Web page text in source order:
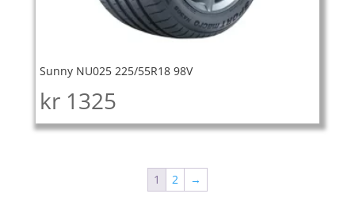
Sunny NU025 225/55R18 98V
kr 1325
1 2 →